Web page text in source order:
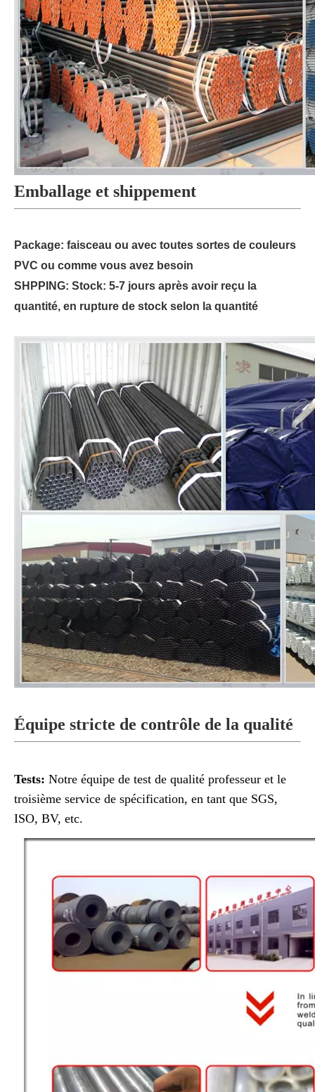
Emballage et shippement
Package: faisceau ou avec toutes sortes de couleurs
PVC ou comme vous avez besoin
SHPPING: Stock: 5-7 jours après avoir reçu la
quantité, en rupture de stock selon la quantité
Équipe stricte de contrôle de la qualité
Tests: Notre équipe de test de qualité professeur et le
troisième service de spécification, en tant que SGS,
ISO, BV, etc.